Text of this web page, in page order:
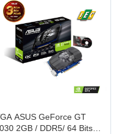
chúng tôi. Dù bạn
bị điều khiển phần
tương thích với tất
ASUS GeForce GT
2GB / DDR5/ 64 Bits